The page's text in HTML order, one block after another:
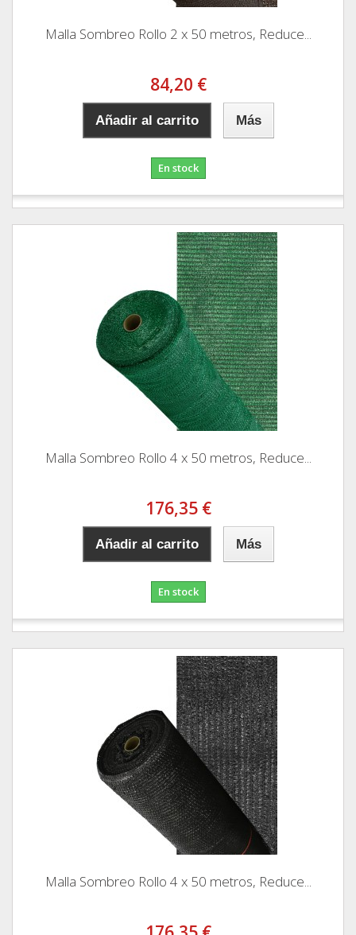
Malla Sombreo Rollo 2 x 50 metros, Reduce...
84,20 €
Añadir al carrito Más
En stock
Malla Sombreo Rollo 4 x 50 metros, Reduce...
176,35 €
Añadir al carrito Más
En stock
Malla Sombreo Rollo 4 x 50 metros, Reduce...